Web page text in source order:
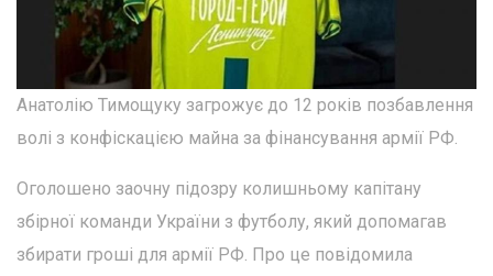
Анатолію Тимощуку загрожує до 12 років позбавлення
волі з конфіскацією майна за фінансування армії РФ.
Оголошено заочну підозру колишньому капітану
збірної команди України з футболу, який допомагав
збирати гроші для армії РФ. Про це повідомила